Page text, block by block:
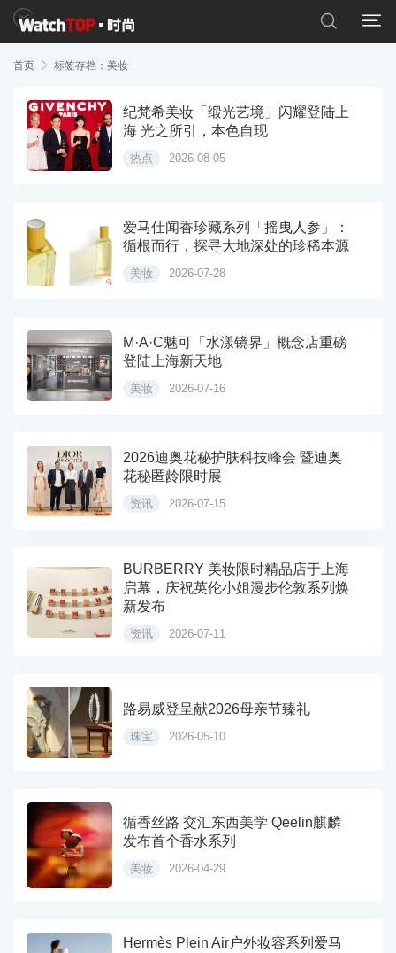


首页  标签存档：美妆
纪梵希美妆「缎光艺境」闪耀登陆上
海 光之所引，本色自现
热点 2026-08-05
爱马仕闻香珍藏系列「摇曳人参」：
循根而行，探寻大地深处的珍稀本源
美妆 2026-07-28
M·A·C魅可「水漾镜界」概念店重磅
登陆上海新天地
美妆 2026-07-16
2026迪奥花秘护肤科技峰会 暨迪奥
花秘匿龄限时展
资讯 2026-07-15
BURBERRY 美妆限时精品店于上海
启幕，庆祝英伦小姐漫步伦敦系列焕
新发布
资讯 2026-07-11
路易威登呈献2026母亲节臻礼
珠宝 2026-05-10
循香丝路 交汇东西美学 Qeelin麒麟
发布首个香水系列
美妆 2026-04-29
Hermès Plein Air户外妆容系列爱马